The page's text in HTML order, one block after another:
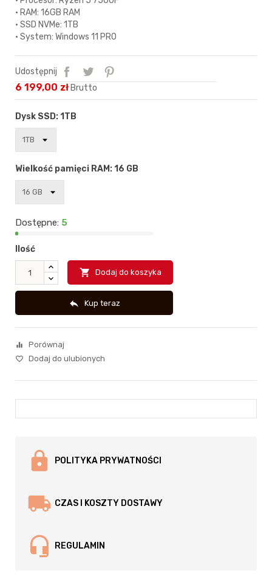
• RAM: 16GB RAM
• SSD NVMe: 1TB
• System: Windows 11 PRO
Udostępnij
6 199,00 zł Brutto
Dysk SSD: 1TB
Wielkość pamięci RAM: 16 GB
Dostępne: 5
Ilość
 Dodaj do koszyka
 Kup teraz
equalizer Porównaj
favorite_border Dodaj do ulubionych
POLITYKA PRYWATNOŚCI
CZAS I KOSZTY DOSTAWY
REGULAMIN